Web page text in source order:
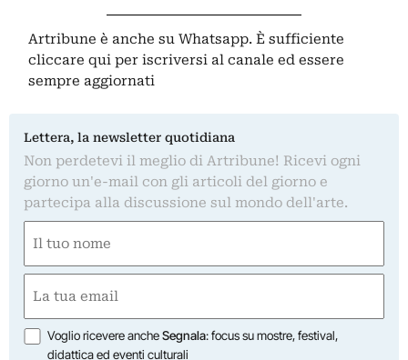
Artribune è anche su Whatsapp. È sufficiente
cliccare qui per iscriversi al canale ed essere
sempre aggiornati
Lettera, la newsletter quotidiana
Non perdetevi il meglio di Artribune! Ricevi ogni
giorno un'e-mail con gli articoli del giorno e
partecipa alla discussione sul mondo dell'arte.
(Required)
First
(Required)
Opzioni
Voglio ricevere ancheSegnala: focus su mostre, festival,
didattica ed eventi culturali